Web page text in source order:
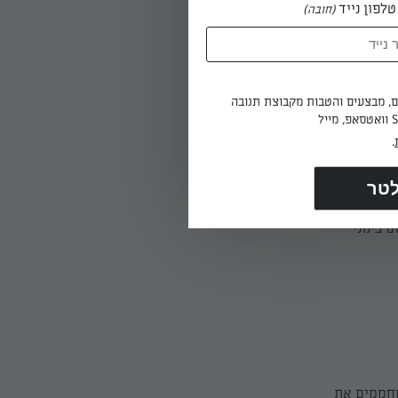
בינוני
את
נייד(חובה)
מבצעים והטבות מקבוצת תנובה
.